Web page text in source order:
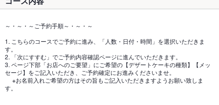
～・～・～ご予約手順～・～・～
1. こちらのコースでご予約に進み、「人数・日付・時間」を選択いただきま
す。
2. 「次にすすむ」でご予約内容確認ページに進んでいただきます。
3. ページ下部「お店へのご要望」にご希望の【デザートケーキの種類】【メッ
セージ】をご記入いただき、ご予約確定にお進みくださいませ。
※お名前入れご希望の方はその旨もご記入いただきますようお願い致しま
す。